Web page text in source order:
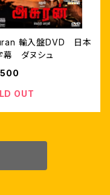
輸入盤DVD 日本
幕 ダヌシュ
OUT